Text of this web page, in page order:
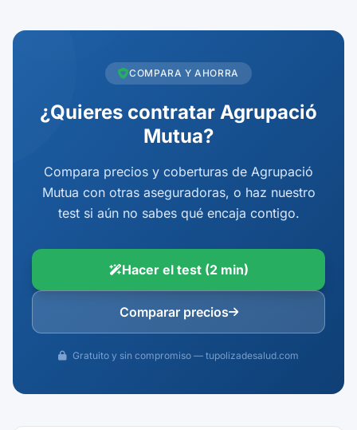
COMPARA Y AHORRA
¿Quieres contratar Agrupació
Mutua?
Compara precios y coberturas de Agrupació
Mutua con otras aseguradoras, o haz nuestro
test si aún no sabes qué encaja contigo.
Hacer el test (2 min)
Comparar precios
Gratuito y sin compromiso — tupolizadesalud.com